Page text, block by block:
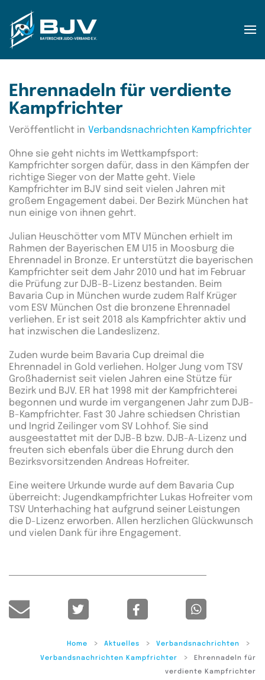
Zum Hauptinhalt springen
Ehrennadeln für verdiente
Kampfrichter
Veröffentlicht in Verbandsnachrichten Kampfrichter
Ohne sie geht nichts im Wettkampfsport:
Kampfrichter sorgen dafür, dass in den Kämpfen der
richtige Sieger von der Matte geht. Viele
Kampfrichter im BJV sind seit vielen Jahren mit
großem Engagement dabei. Der Bezirk München hat
nun einige von ihnen gehrt.
Julian Heuschötter vom MTV München erhielt im
Rahmen der Bayerischen EM U15 in Moosburg die
Ehrennadel in Bronze. Er unterstützt die bayerischen
Kampfrichter seit dem Jahr 2010 und hat im Februar
die Prüfung zur DJB-B-Lizenz bestanden. Beim
Bavaria Cup in München wurde zudem Ralf Krüger
vom ESV München Ost die bronzene Ehrennadel
verliehen. Er ist seit 2018 als Kampfrichter aktiv und
hat inzwischen die Landeslizenz.
Zuden wurde beim Bavaria Cup dreimal die
Ehrennadel in Gold verliehen. Holger Jung vom TSV
Großhadernist seit vielen Jahren eine Stütze für
Bezirk und BJV. ER hat 1998 mit der Kampfrichterei
begonnen und wurde im vergangenen Jahr zum DJB-
B-Kampfrichter. Fast 30 Jahre schiedsen Christian
und Ingrid Zeilinger vom SV Lohhof. Sie sind
ausgeestattet mit der DJB-B bzw. DJB-A-Lizenz und
freuten sich ebenfals über die Ehrung durch den
Bezirksvorsitzenden Andreas Hofreiter.
Eine weitere Urkunde wurde auf dem Bavaria Cup
überreicht: Jugendkampfrichter Lukas Hofreiter vom
TSV Unterhaching hat aufgrund seiner Leistungen
die D-Lizenz erworben. Allen herzlichen Glückwunsch
und vielen Dank für ihre Engagement.
Home Aktuelles
Verbandsnachrichten
Verbandsnachrichten Kampfrichter
Ehrennadeln für
verdiente Kampfrichter